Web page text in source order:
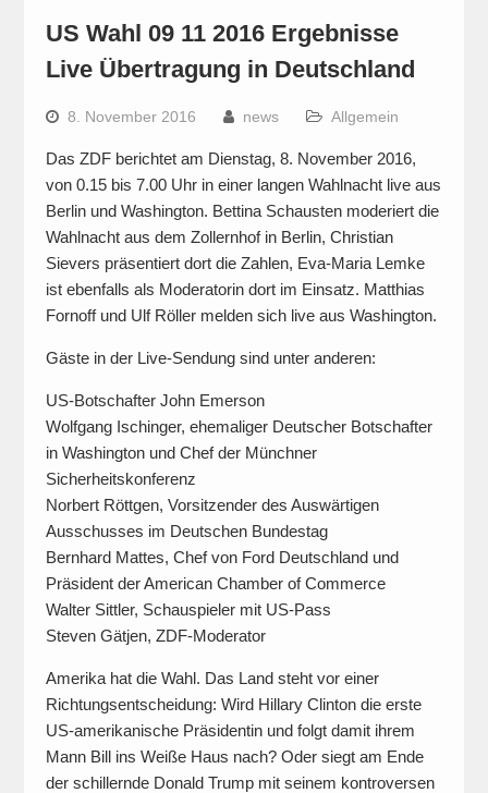
US Wahl 09 11 2016 Ergebnisse
Live Übertragung in Deutschland
8. November 2016 news Allgemein
Das ZDF berichtet am Dienstag, 8. November 2016,
von 0.15 bis 7.00 Uhr in einer langen Wahlnacht live aus
Berlin und Washington. Bettina Schausten moderiert die
Wahlnacht aus dem Zollernhof in Berlin, Christian
Sievers präsentiert dort die Zahlen, Eva-Maria Lemke
ist ebenfalls als Moderatorin dort im Einsatz. Matthias
Fornoff und Ulf Röller melden sich live aus Washington.
Gäste in der Live-Sendung sind unter anderen:
US-Botschafter John Emerson
Wolfgang Ischinger, ehemaliger Deutscher Botschafter
in Washington und Chef der Münchner
Sicherheitskonferenz
Norbert Röttgen, Vorsitzender des Auswärtigen
Ausschusses im Deutschen Bundestag
Bernhard Mattes, Chef von Ford Deutschland und
Präsident der American Chamber of Commerce
Walter Sittler, Schauspieler mit US-Pass
Steven Gätjen, ZDF-Moderator
Amerika hat die Wahl. Das Land steht vor einer
Richtungsentscheidung: Wird Hillary Clinton die erste
US-amerikanische Präsidentin und folgt damit ihrem
Mann Bill ins Weiße Haus nach? Oder siegt am Ende
der schillernde Donald Trump mit seinem kontroversen